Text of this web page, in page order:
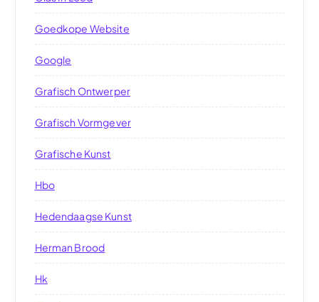
Goedkope Website
Google
Grafisch Ontwerper
Grafisch Vormgever
Grafische Kunst
Hbo
Hedendaagse Kunst
Herman Brood
Hk